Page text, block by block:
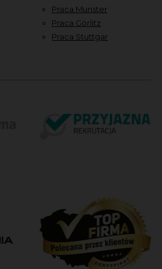
Praca Munster
Praca Görlitz
Praca Stuttgar